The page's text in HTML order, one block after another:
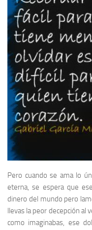
Pero cuando se ama lo
eterna, se espera que
dinero del mundo pero
llevas la peor decepción al
como imaginabas, ese